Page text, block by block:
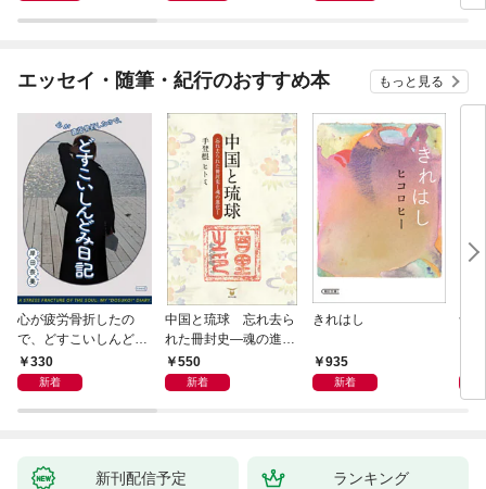
エッセイ・随筆・紀行のおすすめ本 もっと見る
心が疲労骨折したの
で、どすこいしんどみ
日記330
新着
中国と琉球 忘れ去ら
れた冊封史―魂の進化
―550
新着
きれはし
935
新着
母
新刊配信予定 ランキング